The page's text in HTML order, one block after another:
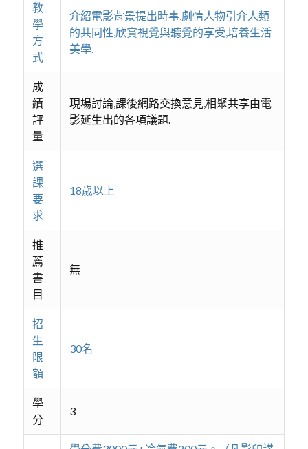
教
學
方
式
介紹電影背景提出時事,劇情人物引介人類
的共同性,欣賞視覺與聽覺的享受,培養生活
美學.
成
績
評
量
現場討論,課後網路交換意見,相聚共享由電
影延生出的各項議題.
選
課
要
求
18歲以上
推
薦
書
目
無
招
生
限
額
30名
學
分
3